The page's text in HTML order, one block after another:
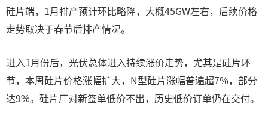
硅片端，1月排产预计环比略降，大概45GW左右，后续价格
走势取决于春节后排产情况。
进入1月份后，光伏总体进入持续涨价走势，尤其是硅片环
节，本周硅片价格涨幅扩大，N型硅片涨幅普遍超7%，部分
达9%。硅片厂对新签单低价不出，历史低价订单仍在交付。